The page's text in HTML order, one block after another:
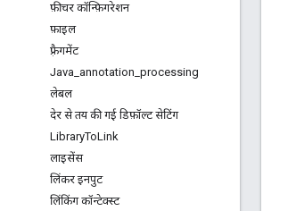
फ़ीचर कॉन्फ़िगरेशन
फ़ाइल
फ़्रैगमेंट
Java annotation processing
लेबल
देर से तय की गई डिफ़ॉल्ट सेटिंग
LibraryToLink
लाइसेंस
लिंकर इनपुट
लिंकिंग कॉन्टेक्स्ट